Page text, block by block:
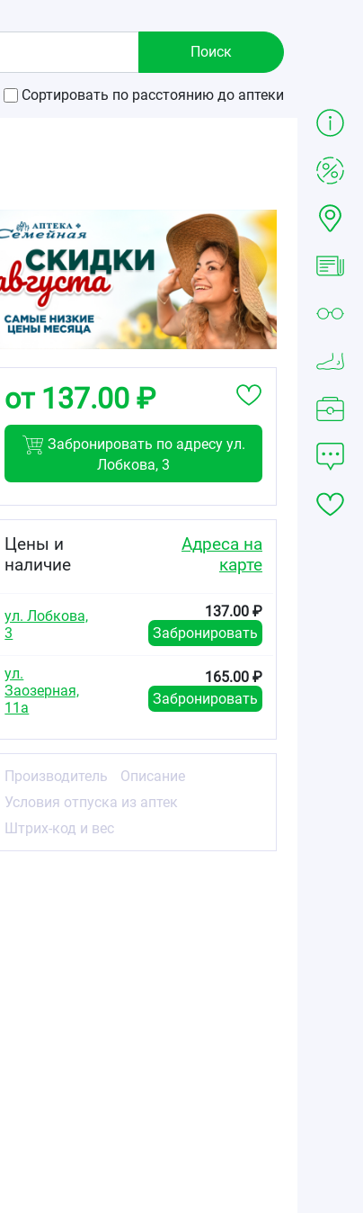
Сортировать по расстоянию до аптеки
от 140.00
Крем детский
93.30
от 137.00 ₽
Забронировать по адресу ул.
Лобкова, 3
Цены и
наличие
Адреса на
карте
ул. Лобкова,
3
137.00 ₽
Забронировать
ул.
Заозерная,
11а
165.00 ₽
Забронировать
Производитель
Описание
Условия отпуска из аптек
Штрих-код и вес